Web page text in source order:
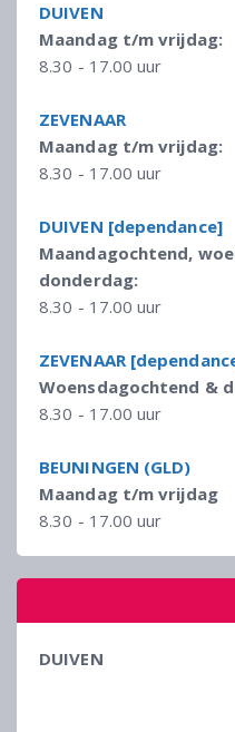
DUIVEN
Maandag t/m vrijdag:
8.30 - 17.00 uur
ZEVENAAR
Maandag t/m vrijdag:
8.30 - 17.00 uur
DUIVEN [dependance]
Maandagochtend,
donderdag:
8.30 - 17.00 uur
ZEVENAAR
Woensdagochtend &
8.30 - 17.00 uur
BEUNINGEN (GLD)
Maandag t/m vrijdag
8.30 - 17.00 uur
DUIVEN